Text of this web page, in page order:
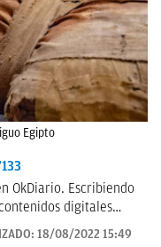
Egipto
OkDiario. Escribiendo
digitales
18/08/2022 15:49